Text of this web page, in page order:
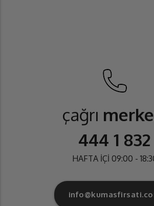
çağrı
444 1 832
HAFTA İÇİ 09:00 -